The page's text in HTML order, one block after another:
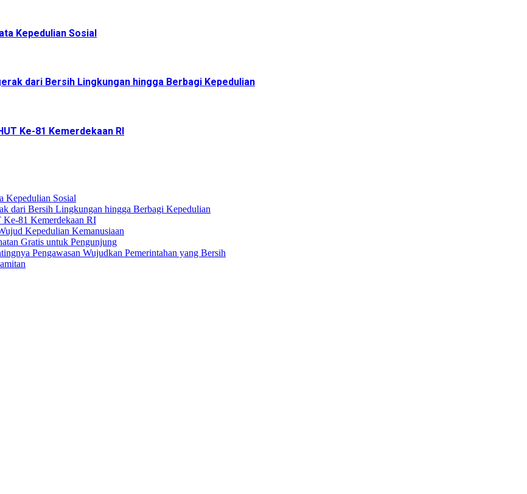
Kepedulian Sosial
dari Bersih Lingkungan hingga Berbagi Kepedulian
Ke-81 Kemerdekaan RI
Kepedulian Sosial
dari Bersih Lingkungan hingga Berbagi Kepedulian
Ke-81 Kemerdekaan RI
Kepedulian Kemanusiaan
Gratis untuk Pengunjung
Pengawasan Wujudkan Pemerintahan yang Bersih